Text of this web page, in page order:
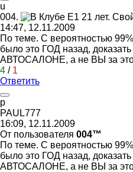
u
004.
14:47, 12.11.2009
По теме. С вероятностью
было это ГОД назад,
АВТОСАЛОНЕ, а не ВЫ за
4 / 1
Ответить
p
PAUL777
16:09, 12.11.2009
От пользователя 004™
По теме. С вероятностью
было это ГОД назад,
АВТОСАЛОНЕ, а не ВЫ за